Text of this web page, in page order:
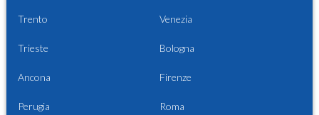
Trento Venezia
Trieste Bologna
Ancona Firenze
Perugia Roma